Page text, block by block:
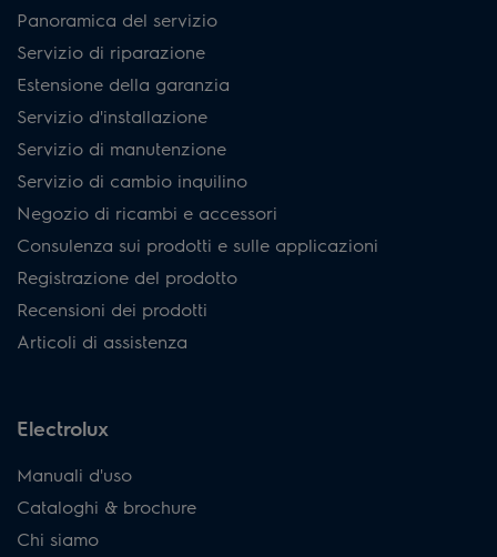
Panoramica del servizio
Servizio di riparazione
Estensione della garanzia
Servizio d'installazione
Servizio di manutenzione
Servizio di cambio inquilino
Negozio di ricambi e accessori
Consulenza sui prodotti e sulle applicazioni
Registrazione del prodotto
Recensioni dei prodotti
Articoli di assistenza
Electrolux
Manuali d'uso
Cataloghi & brochure
Chi siamo